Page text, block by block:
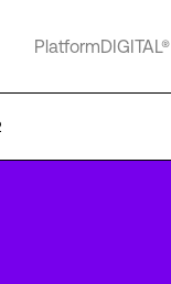
PlatformDIGITAL®